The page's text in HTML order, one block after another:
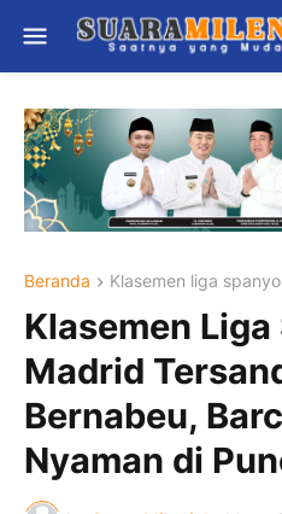
Beranda Klasemen liga
Klasemen Liga
Madrid
Bernabeu,
Nyaman di